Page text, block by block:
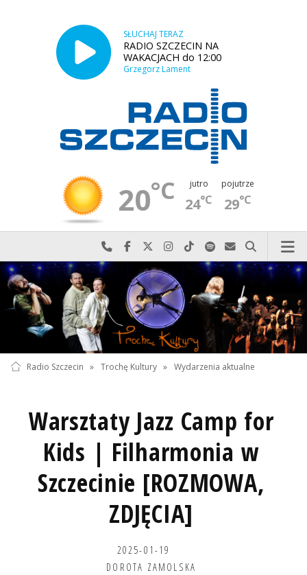
SŁUCHAJ TERAZ
RADIO SZCZECIN NA
WAKACJACH do 12:00
Grzegorz Lament
20°C jutro
24°C
pojutrze
29°C
Najlepiej po prostu do nas zadzwoń
Odwiedź nas na Facebook-u
Odwiedź nas na X
Odwiedź nas na Instagram-ie
Odwiedź nas na TikTok-u
Szukaj nas na Spotify
Wyślij do nas
Szukaj
Radio Szczecin » Trochę Kultury » Wydarzenia aktualne
Warsztaty Jazz Camp for
Kids | Filharmonia w
Szczecinie [ROZMOWA,
ZDJĘCIA]
2025-01-19
DOROTA ZAMOLSKA